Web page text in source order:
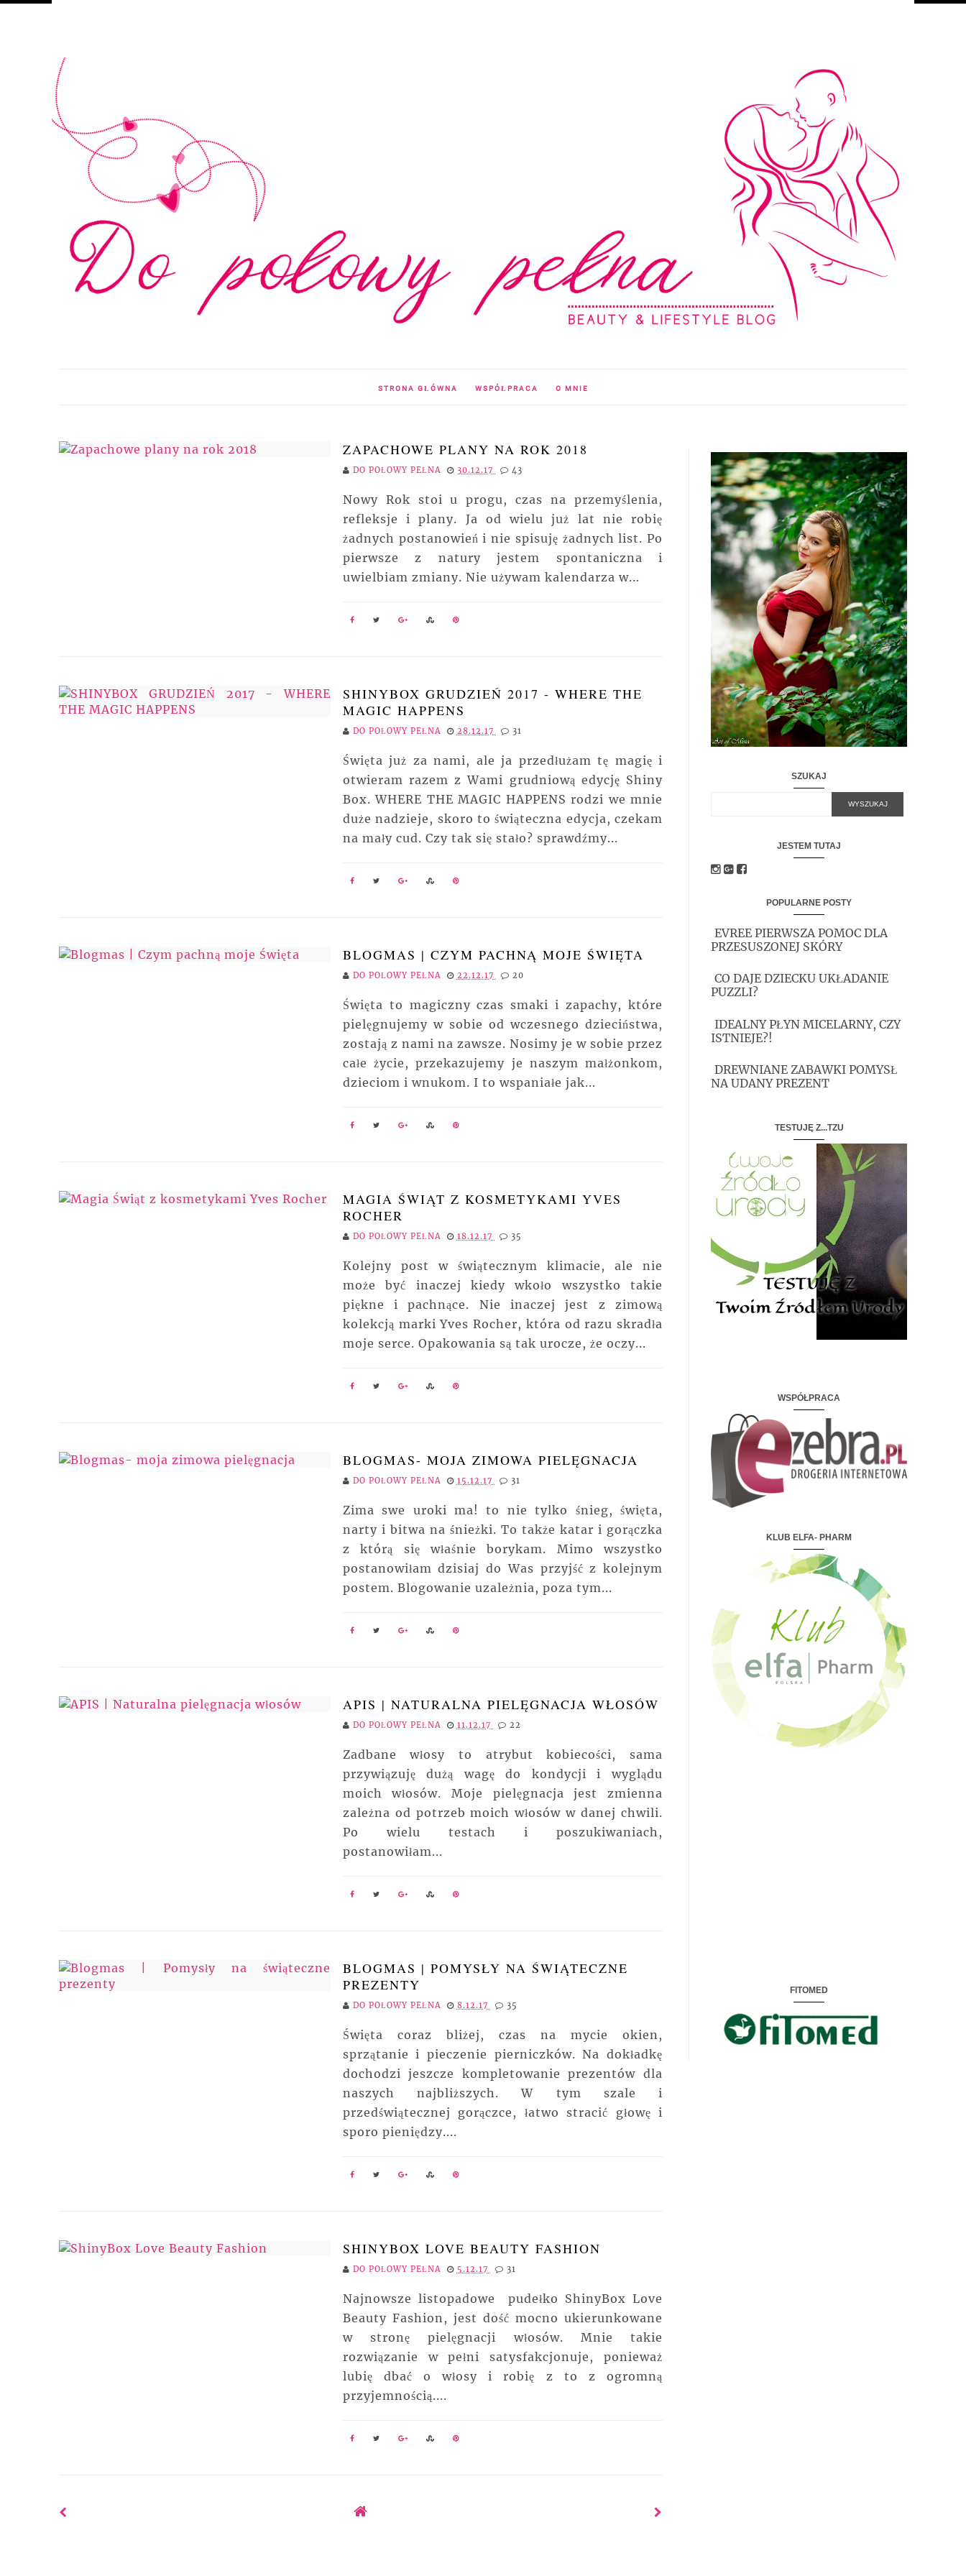
STRONA GŁÓWNA WSPÓŁPRACA O MNIE
ZAPACHOWE PLANY NA ROK 2018
DO POŁOWY PEŁNA 30.12.17 43
Nowy Rok stoi u progu, czas na przemyślenia,
refleksje i plany. Ja od wielu już lat nie robię
żadnych postanowień i nie spisuję żadnych list. Po
pierwsze z natury jestem spontaniczna i
uwielbiam zmiany. Nie używam kalendarza w...
SHINYBOX GRUDZIEŃ 2017 - WHERE THE
MAGIC HAPPENS
DO POŁOWY PEŁNA 28.12.17 31
Święta już za nami, ale ja przedłużam tę magię i
otwieram razem z Wami grudniową edycję Shiny
Box. WHERE THE MAGIC HAPPENS rodzi we mnie
duże nadzieje, skoro to świąteczna edycja, czekam
na mały cud. Czy tak się stało? sprawdźmy...
BLOGMAS | CZYM PACHNĄ MOJE ŚWIĘTA
DO POŁOWY PEŁNA 22.12.17 20
Święta to magiczny czas smaki i zapachy, które
pielęgnujemy w sobie od wczesnego dzieciństwa,
zostają z nami na zawsze. Nosimy je w sobie przez
całe życie, przekazujemy je naszym małżonkom,
dzieciom i wnukom. I to wspaniałe jak...
MAGIA ŚWIĄT Z KOSMETYKAMI YVES
ROCHER
DO POŁOWY PEŁNA 18.12.17 35
Kolejny post w świątecznym klimacie, ale nie
może być inaczej kiedy wkoło wszystko takie
piękne i pachnące. Nie inaczej jest z zimową
kolekcją marki Yves Rocher, która od razu skradła
moje serce. Opakowania są tak urocze, że oczy...
BLOGMAS- MOJA ZIMOWA PIELĘGNACJA
DO POŁOWY PEŁNA 15.12.17 31
Zima swe uroki ma! to nie tylko śnieg, święta,
narty i bitwa na śnieżki. To także katar i gorączka
z którą się właśnie borykam. Mimo wszystko
postanowiłam dzisiaj do Was przyjść z kolejnym
postem. Blogowanie uzależnia, poza tym...
APIS | NATURALNA PIELĘGNACJA WŁOSÓW
DO POŁOWY PEŁNA 11.12.17 22
Zadbane włosy to atrybut kobiecości, sama
przywiązuję dużą wagę do kondycji i wyglądu
moich włosów. Moje pielęgnacja jest zmienna
zależna od potrzeb moich włosów w danej chwili.
Po wielu testach i poszukiwaniach,
postanowiłam...
BLOGMAS | POMYSŁY NA ŚWIĄTECZNE
PREZENTY
DO POŁOWY PEŁNA 8.12.17 35
Święta coraz bliżej, czas na mycie okien,
sprzątanie i pieczenie pierniczków. Na dokładkę
dochodzi jeszcze kompletowanie prezentów dla
naszych najbliższych. W tym szale i
przedświątecznej gorączce, łatwo stracić głowę i
sporo pieniędzy....
SHINYBOX LOVE BEAUTY FASHION
DO POŁOWY PEŁNA 5.12.17 31
Najnowsze listopadowe pudełko ShinyBox Love
Beauty Fashion, jest dość mocno ukierunkowane
w stronę pielęgnacji włosów. Mnie takie
rozwiązanie w pełni satysfakcjonuje, ponieważ
lubię dbać o włosy i robię z to z ogromną
przyjemnością....
SZUKAJ
JESTEM TUTAJ
POPULARNE POSTY
EVREE PIERWSZA POMOC DLA
PRZESUSZONEJ SKÓRY
CO DAJE DZIECKU UKŁADANIE
PUZZLI?
IDEALNY PŁYN MICELARNY, CZY
ISTNIEJE?!
DREWNIANE ZABAWKI POMYSŁ
NA UDANY PREZENT
TESTUJĘ Z...TZU
WSPÓŁPRACA
KLUB ELFA- PHARM
FITOMED